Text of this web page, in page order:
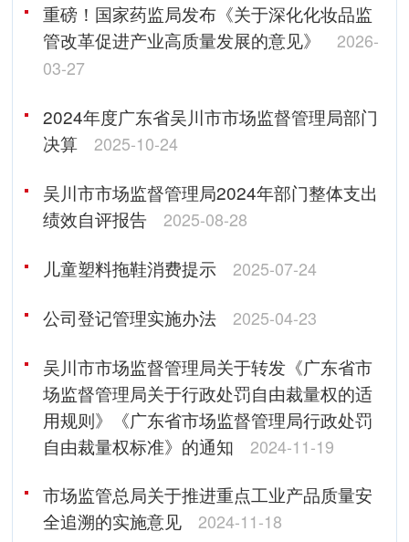
重磅！国家药监局发布《关于深化化妆品监
管改革促进产业高质量发展的意见》
2026-
03-27
2024年度广东省吴川市市场监督管理局部门
决算
2025-10-24
吴川市市场监督管理局2024年部门整体支出
绩效自评报告
2025-08-28
儿童塑料拖鞋消费提示 2025-07-24
公司登记管理实施办法 2025-04-23
吴川市市场监督管理局关于转发《广东省市
场监督管理局关于行政处罚自由裁量权的适
用规则》《广东省市场监督管理局行政处罚
自由裁量权标准》的通知
2024-11-19
市场监管总局关于推进重点工业产品质量安
全追溯的实施意见
2024-11-18